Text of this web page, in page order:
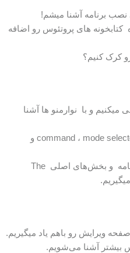
نصب برنامه آشنا میشم!
های پروتئوس رو اضافه
کرک کنیم؟
و با نوارمنو ها آشنا
با 3 ابزار پر کاربرد وحیاتی command ، mode selector و
یک بار برای همیشه محیط برنامه و بخش‌های اصلی The
ویرایش رو باهم یاد میگیریم.